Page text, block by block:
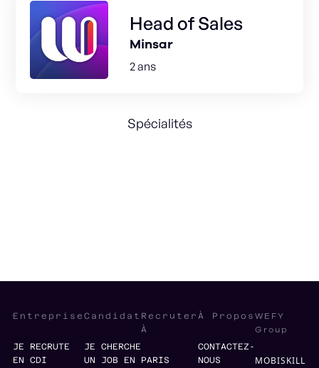
Head of Sales
Minsar
2 ans
Spécialités
Entreprise
JE RECRUTE
EN CDI
Candidat
JE CHERCHE
UN JOB EN
Recruter
À
PARIS
À Propos
CONTACTEZ-
NOUS
WEFY
Group
MOBISKILL